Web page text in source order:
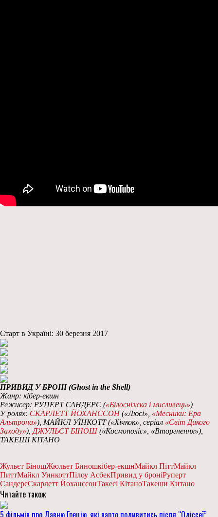
Старт в Україні: 30 березня 2017
ПРИВИД У БРОНІ (Ghost in the Shell)
Жанр: кібер-екшн
Режисер: РУПЕРТ САНДЕРС («Білосніжка і мисливець»)
У ролях: СКАРЛЕТТ ЙОХАНССОН(«Люсі», «Месники: Ера
Альтрона»), МАЙКЛ УЇНКОТТ («Хічкок», серіал «Світ Дикого
Заходу»), ДЖУЛЬЄТ БІНОШ(«Космополіс», «Вторгнення»),
ТАКЕШІ КІТАНО
Жульєт БіношЖюльет Биношкібер-екшнМайкл ПіттМайкл
ПиттМайкл УинкоттПілоу АсбекПривид у броніРуперт
СандерсСкарлетт ЙоханссонТакесі КітаноТакеши Китано
Читайте також
5 фільмів про Давню Грецію, які варто подивитись після “Одіссеї”